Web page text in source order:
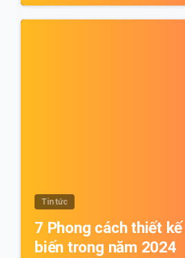
Tin tức
7 Phong cách thiết
biến trong năm 2024